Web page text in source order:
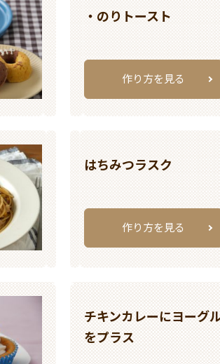
・のりトースト
作り方を見る
はちみつラスク
作り方を見る
チキンカレーにヨーグ
をプラス